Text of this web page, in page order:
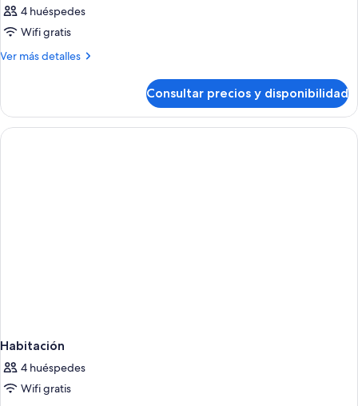
4 huéspedes
Wifi gratis
Ver más detalles
Más
Consultar precios y disponibilidad
Habitación
4 huéspedes
Wifi gratis